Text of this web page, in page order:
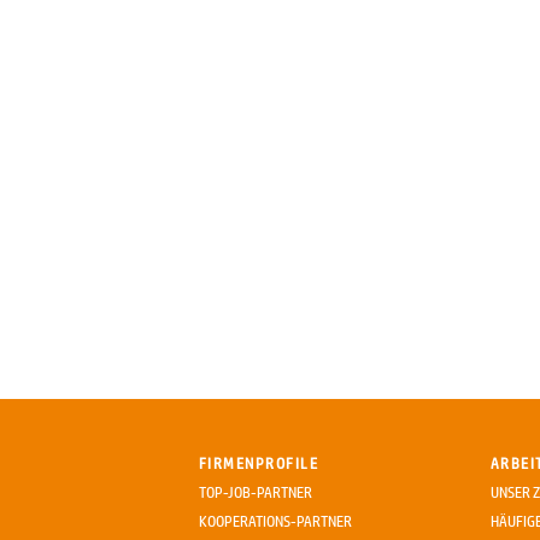
FIRMENPROFILE
TOP-JOB-PARTNER
KOOPERATIONS-PARTNER
UNSER